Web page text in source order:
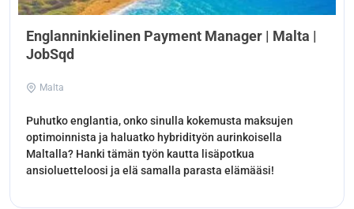
Englanninkielinen Payment Manager | Malta |
JobSqd
Malta
Puhutko englantia, onko sinulla kokemusta maksujen
optimoinnista ja haluatko hybridityön aurinkoisella
Maltalla? Hanki tämän työn kautta lisäpotkua
ansioluetteloosi ja elä samalla parasta elämääsi!